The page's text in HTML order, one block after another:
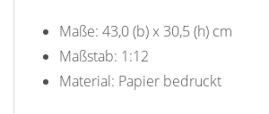
Maße: 43,0 (b) x 30,5 (h) cm
Maßstab: 1:12
Material: Papier bedruckt